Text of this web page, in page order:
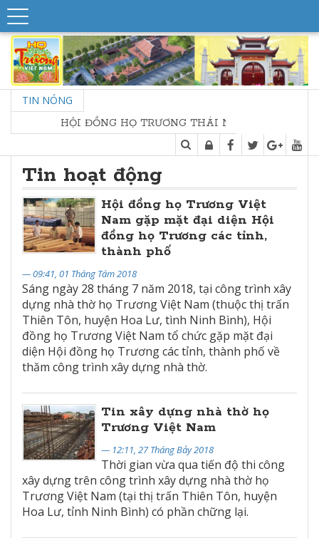
TIN NÓNG
HỘI ĐỒNG HỌ TRƯƠNG THÁI NGUYÊN - HỘI NGHỊ SƠ
Tin hoạt động
Hội đồng họ Trương Việt
Nam gặp mặt đại diện Hội
đồng họ Trương các tỉnh,
thành phố
— 09:41, 01 Tháng Tám 2018
Sáng ngày 28 tháng 7 năm 2018, tại công trình xây
dựng nhà thờ họ Trương Việt Nam (thuộc thị trấn
Thiên Tôn, huyện Hoa Lư, tình Ninh Bình), Hội
đồng họ Trương Việt Nam tổ chức gặp mặt đại
diện Hội đồng họ Trương các tỉnh, thành phố về
thăm công trình xây dựng nhà thờ.
Tin xây dựng nhà thờ họ
Trương Việt Nam
— 12:11, 27 Tháng Bảy 2018
Thời gian vừa qua tiến độ thi công
xây dựng trên công trình xây dựng nhà thờ họ
Trương Việt Nam (tại thị trấn Thiên Tôn, huyện
Hoa Lư, tỉnh Ninh Bình) có phần chững lại.